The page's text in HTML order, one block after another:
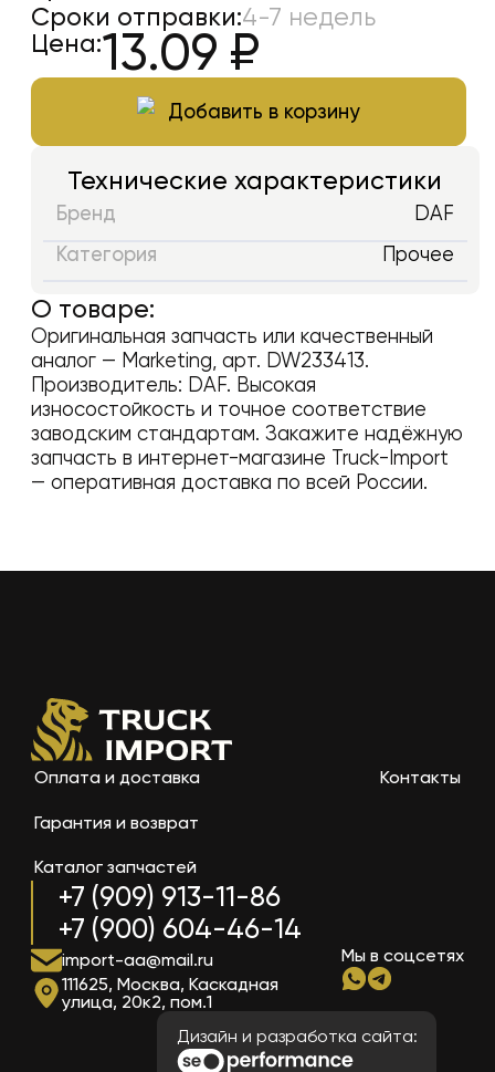
Сроки отправки:4-7 недель
Цена:13.09 ₽
Добавить в корзину
Технические характеристики
Бренд DAF
Категория Прочее
О товаре:
Оригинальная запчасть или качественный
аналог — Marketing, арт. DW233413.
Производитель: DAF. Высокая
износостойкость и точное соответствие
заводским стандартам. Закажите надёжную
запчасть в интернет-магазине Truck-Import
— оперативная доставка по всей России.
+7 (909) 913-11-86
+7 (900) 604-46-14
Оплата и доставка
Гарантия и возврат
Каталог запчастей
Контакты
import-aa@mail.ru
111625, Москва, Каскадная
улица, 20к2, пом.1
Мы в соцсетях
Дизайн и разработка сайта: